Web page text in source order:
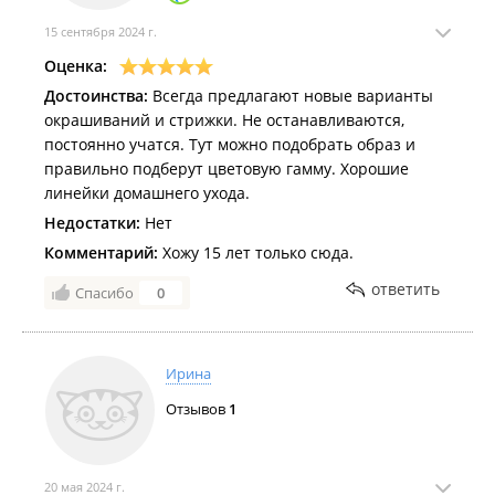
15 сентября 2024 г.
Оценка:
Достоинства: Всегда предлагают новые варианты
окрашиваний и стрижки. Не останавливаются,
постоянно учатся. Тут можно подобрать образ и
правильно подберут цветовую гамму. Хорошие
линейки домашнего ухода.
Недостатки: Нет
Комментарий: Хожу 15 лет только сюда.
Спасибо 0 ответить
Ирина
Отзывов 1
20 мая 2024 г.